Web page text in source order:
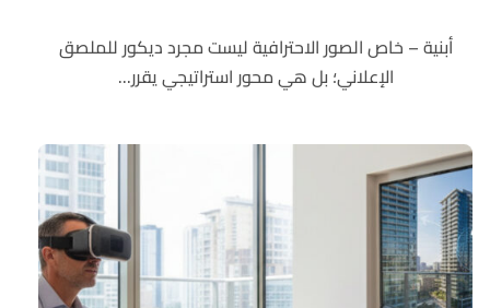
أبنية – خاص الصور الاحترافية ليست مجرد ديكور للملصق
الإعلاني؛ بل هي محور استراتيجي يقرر...